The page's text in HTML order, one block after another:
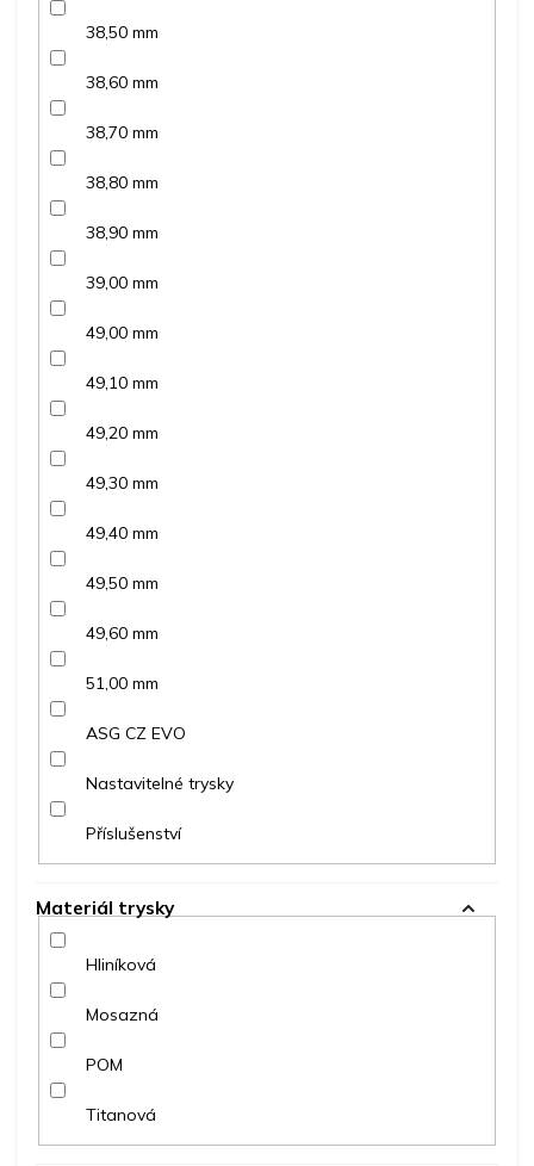
38,50 mm
38,60 mm
38,70 mm
38,80 mm
38,90 mm
39,00 mm
49,00 mm
49,10 mm
49,20 mm
49,30 mm
49,40 mm
49,50 mm
49,60 mm
51,00 mm
ASG CZ EVO
Nastavitelné trysky
Příslušenství
Materiál trysky
Hliníková
Mosazná
POM
Titanová